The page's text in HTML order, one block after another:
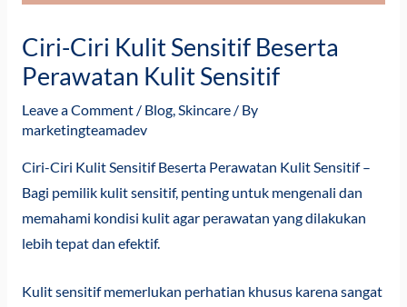
Ciri-Ciri Kulit Sensitif Beserta
Perawatan Kulit Sensitif
Leave a Comment / Blog,Skincare/ By
marketingteamadev
Ciri-Ciri Kulit Sensitif Beserta Perawatan Kulit Sensitif–
Bagi pemilik kulit sensitif, penting untuk mengenali dan
memahami kondisi kulit agar perawatan yang dilakukan
lebih tepat dan efektif.
Kulit sensitif memerlukan perhatian khusus karena sangat